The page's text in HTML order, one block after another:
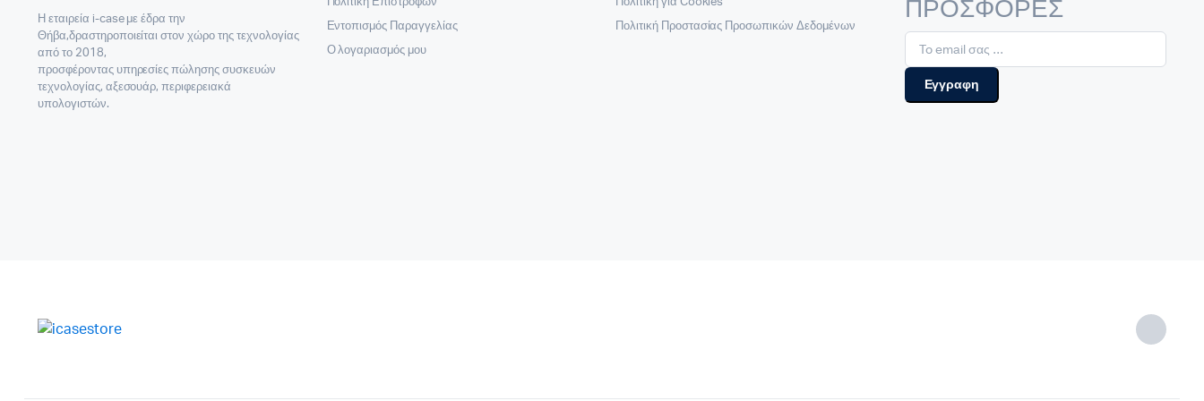
Η εταιρεία i-case με έδρα την
Θήβα,δραστηροποιείται στον χώρο της τεχνολογίας
από το 2018,
προσφέροντας υπηρεσίες πώλησης συσκευών
τεχνολογίας, αξεσουάρ, περιφερειακά
υπολογιστών.
Εντοπισμός Παραγγελίας
Ο λογαριασμός μου
Πολιτική Προστασίας Προσωπικών Δεδομένων
ΠΡΟΣΦΟΡΕΣ